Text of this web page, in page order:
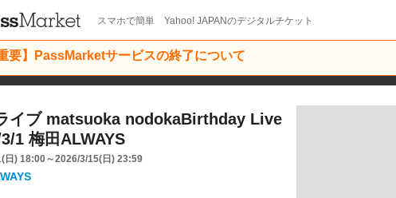
スマホで簡単 Yahoo! JAPANのデジタルチケット
重要】PassMarketサービスの終了について
イブ matsuoka nodokaBirthday Live
1 梅田ALWAYS
日) 18:00～2026/3/15(日) 23:59